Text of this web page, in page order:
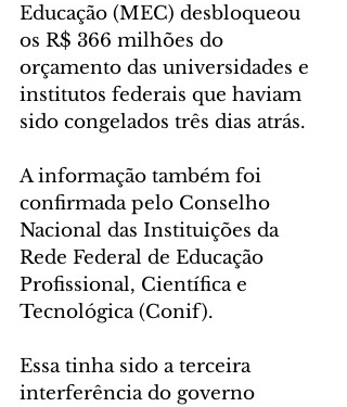
Educação (MEC) desbloqueou
os R$ 366 milhões do
orçamento das universidades e
institutos federais que haviam
sido congelados três dias atrás.
A informação também foi
confirmada pelo Conselho
Nacional das Instituições da
Rede Federal de Educação
Profissional, Científica e
Tecnológica (Conif).
Essa tinha sido a terceira
interferência do governo